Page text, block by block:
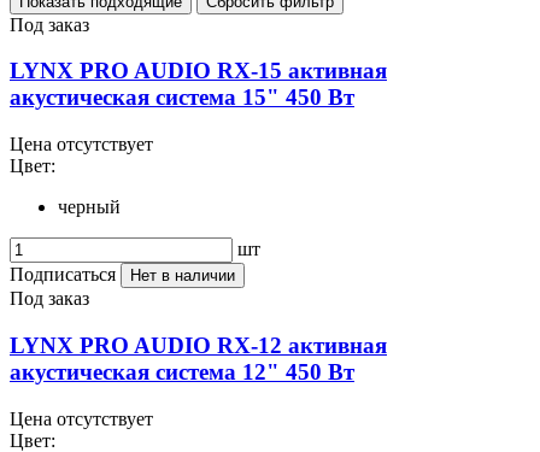
Под заказ
LYNX PRO AUDIO RX-15 активная
акустическая система 15" 450 Вт
Цена отсутствует
Цвет:
черный
шт
Подписаться
Нет в наличии
Под заказ
LYNX PRO AUDIO RX-12 активная
акустическая система 12" 450 Вт
Цена отсутствует
Цвет: